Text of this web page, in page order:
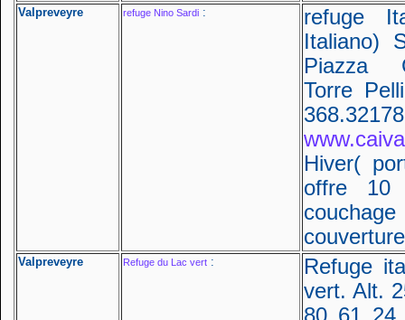
Valpreveyre refuge Nino Sardi :
refuge
Italiano)
Piazza
Torre
Hiver(
offre
Valpreveyre Refuge du Lac vert :
Refuge
vert. Alt.